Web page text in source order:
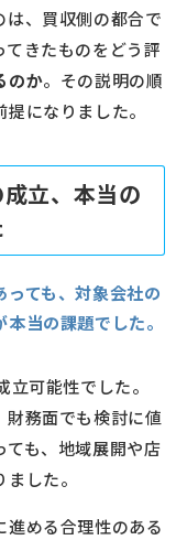
、買収側の都合で
きたものをどう評
のか。その説明の順
になりました。
立、本当の
ても、対象会社の
当の課題でした。
可能性でした。
務面でも検討に値
も、地域展開や店
した。
める合理性のある